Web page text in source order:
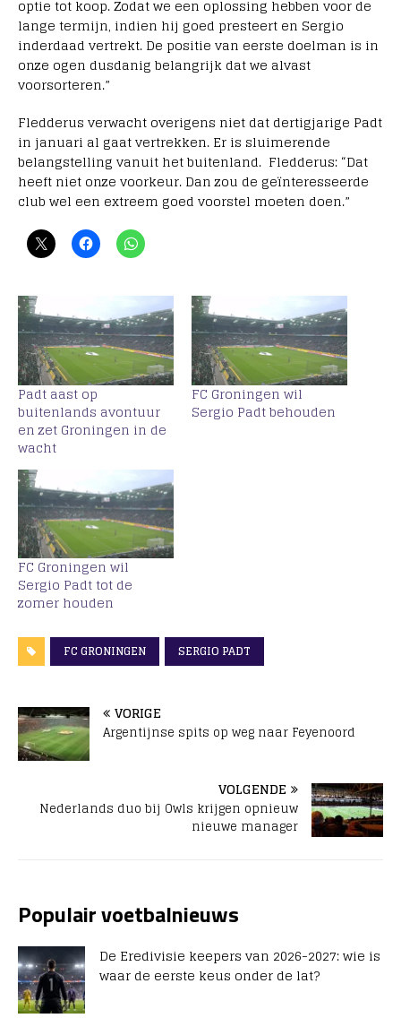
optie tot koop. Zodat we een oplossing hebben voor de
lange termijn, indien hij goed presteert en Sergio
inderdaad vertrekt. De positie van eerste doelman is in
onze ogen dusdanig belangrijk dat we alvast
voorsorteren.”
Fledderus verwacht overigens niet dat dertigjarige Padt
in januari al gaat vertrekken. Er is sluimerende
belangstelling vanuit het buitenland. Fledderus: “Dat
heeft niet onze voorkeur. Dan zou de geïnteresseerde
club wel een extreem goed voorstel moeten doen.”
Padt aast op
buitenlands avontuur
en zet Groningen in de
wacht
FC Groningen wil
Sergio Padt behouden
FC Groningen wil
Sergio Padt tot de
zomer houden
FC GRONINGEN SERGIO PADT
VORIGE
Argentijnse spits op weg naar Feyenoord
VOLGENDE
Nederlands duo bij Owls krijgen opnieuw
nieuwe manager
Populair voetbalnieuws
De Eredivisie keepers van 2026-2027: wie is
waar de eerste keus onder de lat?